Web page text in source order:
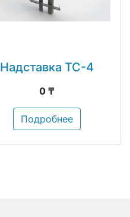
Надставка ТС-4
0 ₸
Подробнее